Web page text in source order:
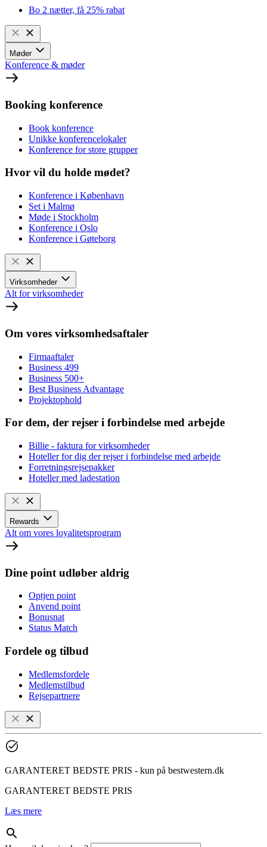
Bo 2 nætter, få 25% rabat
Møder
Konference & møder
Booking konference
Book konference
Unikke konferencelokaler
Konference for store grupper
Hvor vil du holde mødet?
Konference i København
Set i Malmø
Møde i Stockholm
Konference i Oslo
Konference i Gøteborg
Virksomheder
Alt for virksomheder
Om vores virksomhedsaftaler
Firmaaftaler
Business 499
Business 500+
Best Business Advantage
Projektophold
For dem, der rejser i forbindelse med arbejde
Billie - faktura for virksomheder
Hoteller for dig der rejser i forbindelse med arbejde
Forretningsrejsepakker
Hoteller med ladestation
Rewards
Alt om vores loyalitetsprogram
Dine point udløber aldrig
Optjen point
Anvend point
Bonusnat
Status Match
Fordele og tilbud
Medlemsfordele
Medlemstilbud
Rejsepartnere
GARANTERET BEDSTE PRIS - kun på bestwestern.dk
GARANTERET BEDSTE PRIS
Læs mere